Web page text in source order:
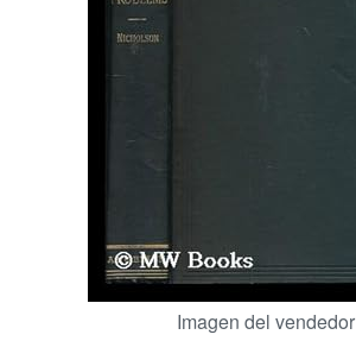
Imagen del vendedor